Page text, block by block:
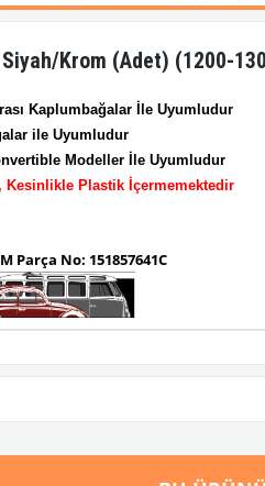
Krom (Adet) (1200-
Kaplumbağalar İ
le Uyumludur
ile Uyumludur
Modeller
le Uyumludur
Kesinlikle Plastik İçermemektedir
Parça No: 151857641C